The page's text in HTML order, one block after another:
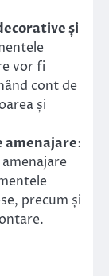
și
vor fi
cont de
și
amenajare:
precum și